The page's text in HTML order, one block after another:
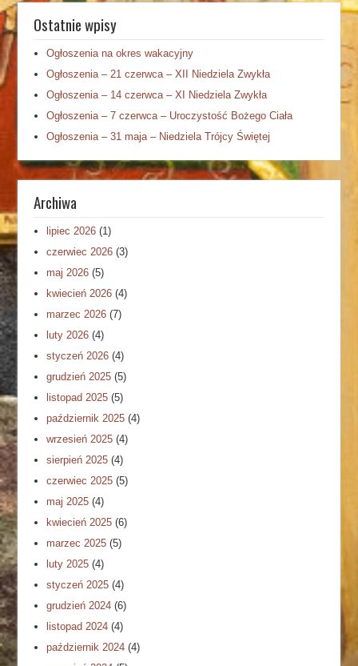
Ostatnie wpisy
Ogłoszenia na okres wakacyjny
Ogłoszenia – 21 czerwca – XII Niedziela Zwykła
Ogłoszenia – 14 czerwca – XI Niedziela Zwykła
Ogłoszenia – 7 czerwca – Uroczystość Bożego Ciała
Ogłoszenia – 31 maja – Niedziela Trójcy Świętej
Archiwa
lipiec 2026 (1)
czerwiec 2026 (3)
maj 2026 (5)
kwiecień 2026 (4)
marzec 2026 (7)
luty 2026 (4)
styczeń 2026 (4)
grudzień 2025 (5)
listopad 2025 (5)
październik 2025 (4)
wrzesień 2025 (4)
sierpień 2025 (4)
czerwiec 2025 (5)
maj 2025 (4)
kwiecień 2025 (6)
marzec 2025 (5)
luty 2025 (4)
styczeń 2025 (4)
grudzień 2024 (6)
listopad 2024 (4)
październik 2024 (4)